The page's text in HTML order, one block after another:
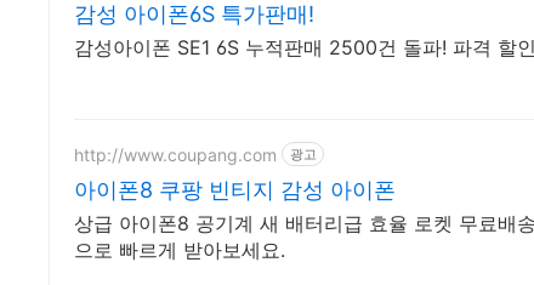
감성 아이폰6S 특가판매!
감성아이폰 SE1 6S 누적판매 2500건 돌파! 파격 할
http://www.coupang.com 광고
아이폰8 쿠팡 빈티지 감성 아이폰
상급 아이폰8 공기계 새 배터리급 효율 로켓 무료배
으로 빠르게 받아보세요.